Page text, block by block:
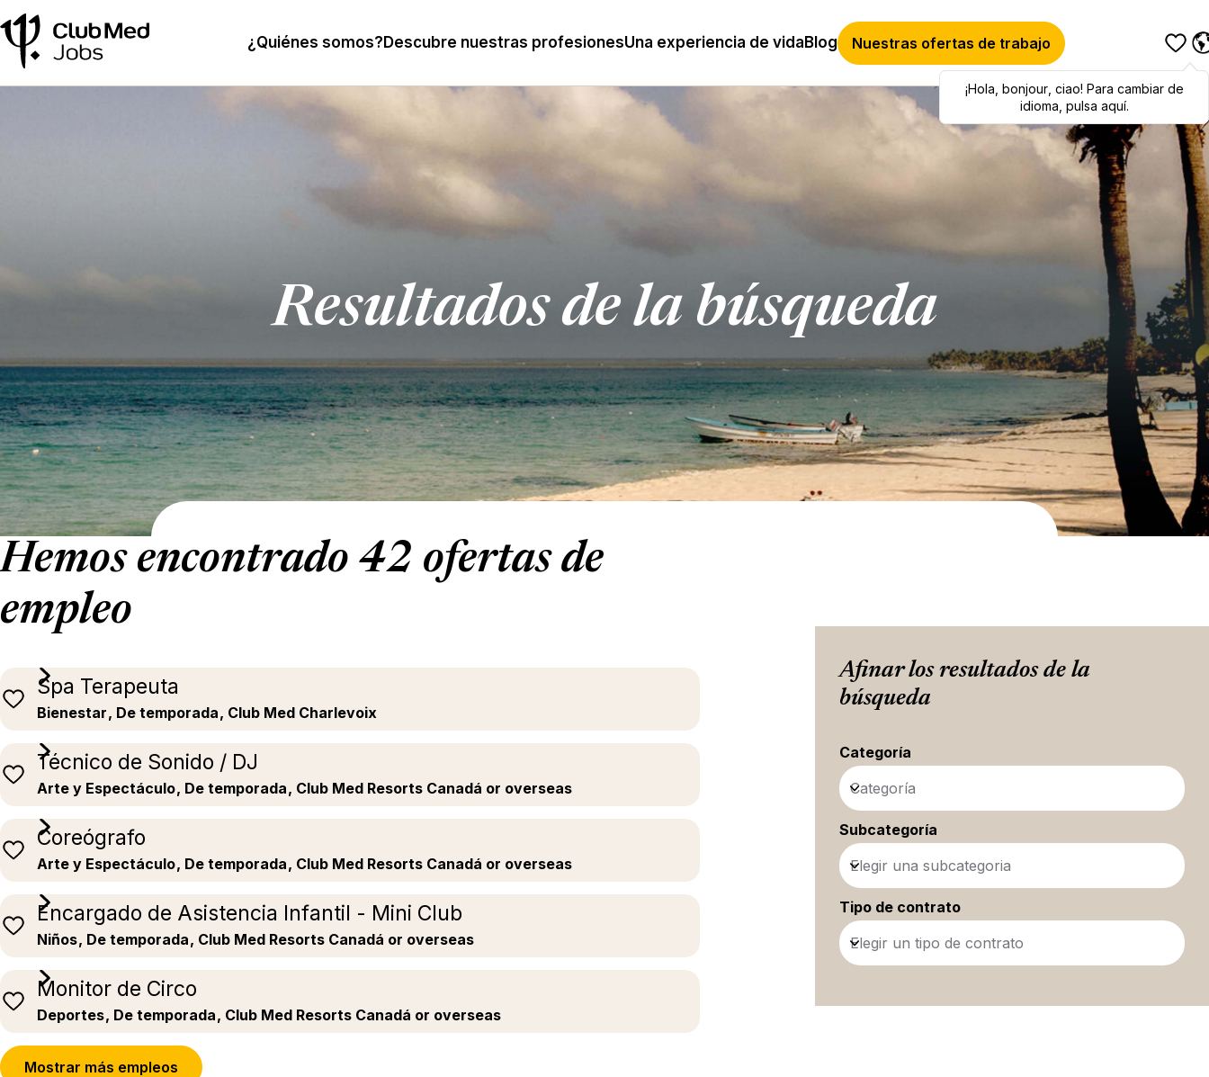
¿Quiénes somos? Descubre nuestras profesionesUna experiencia de vida Blog Nuestras ofertas de trabajo
Hola,bonjour,ciao! To switch
languages, click here!
¡Hola bonjour, ciao! Para cambiar de
idioma, pulsa aquí.
Resultados de la búsqueda
Hemos encontrado 42 ofertas de
empleo
Spa Terapeuta
Bienestar, De temporada, Club Med Charlevoix
Técnico de Sonido / DJ
Arte y Espectáculo, De temporada, Club Med Resorts Canadá or overseas
Coreógrafo
Arte y Espectáculo, De temporada, Club Med Resorts Canadá or overseas
Encargado de Asistencia Infantil - Mini Club
Niños, De temporada, Club Med Resorts Canadá or overseas
Monitor de Circo
Deportes, De temporada, Club Med Resorts Canadá or overseas
Mostrar más empleos
Afinar los resultados de la
búsqueda
Categoría
Categoría
Subcategoría
Elegir una subcategoria
Tipo de contrato
Elegir un tipo de contrato